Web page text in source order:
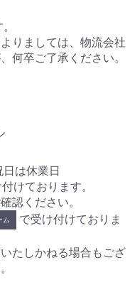
りましては、物流会社
何卒ご了承ください。
は休業日
けております。
認ください。
ム
で受け付けておりま
たしかねる場合もござ